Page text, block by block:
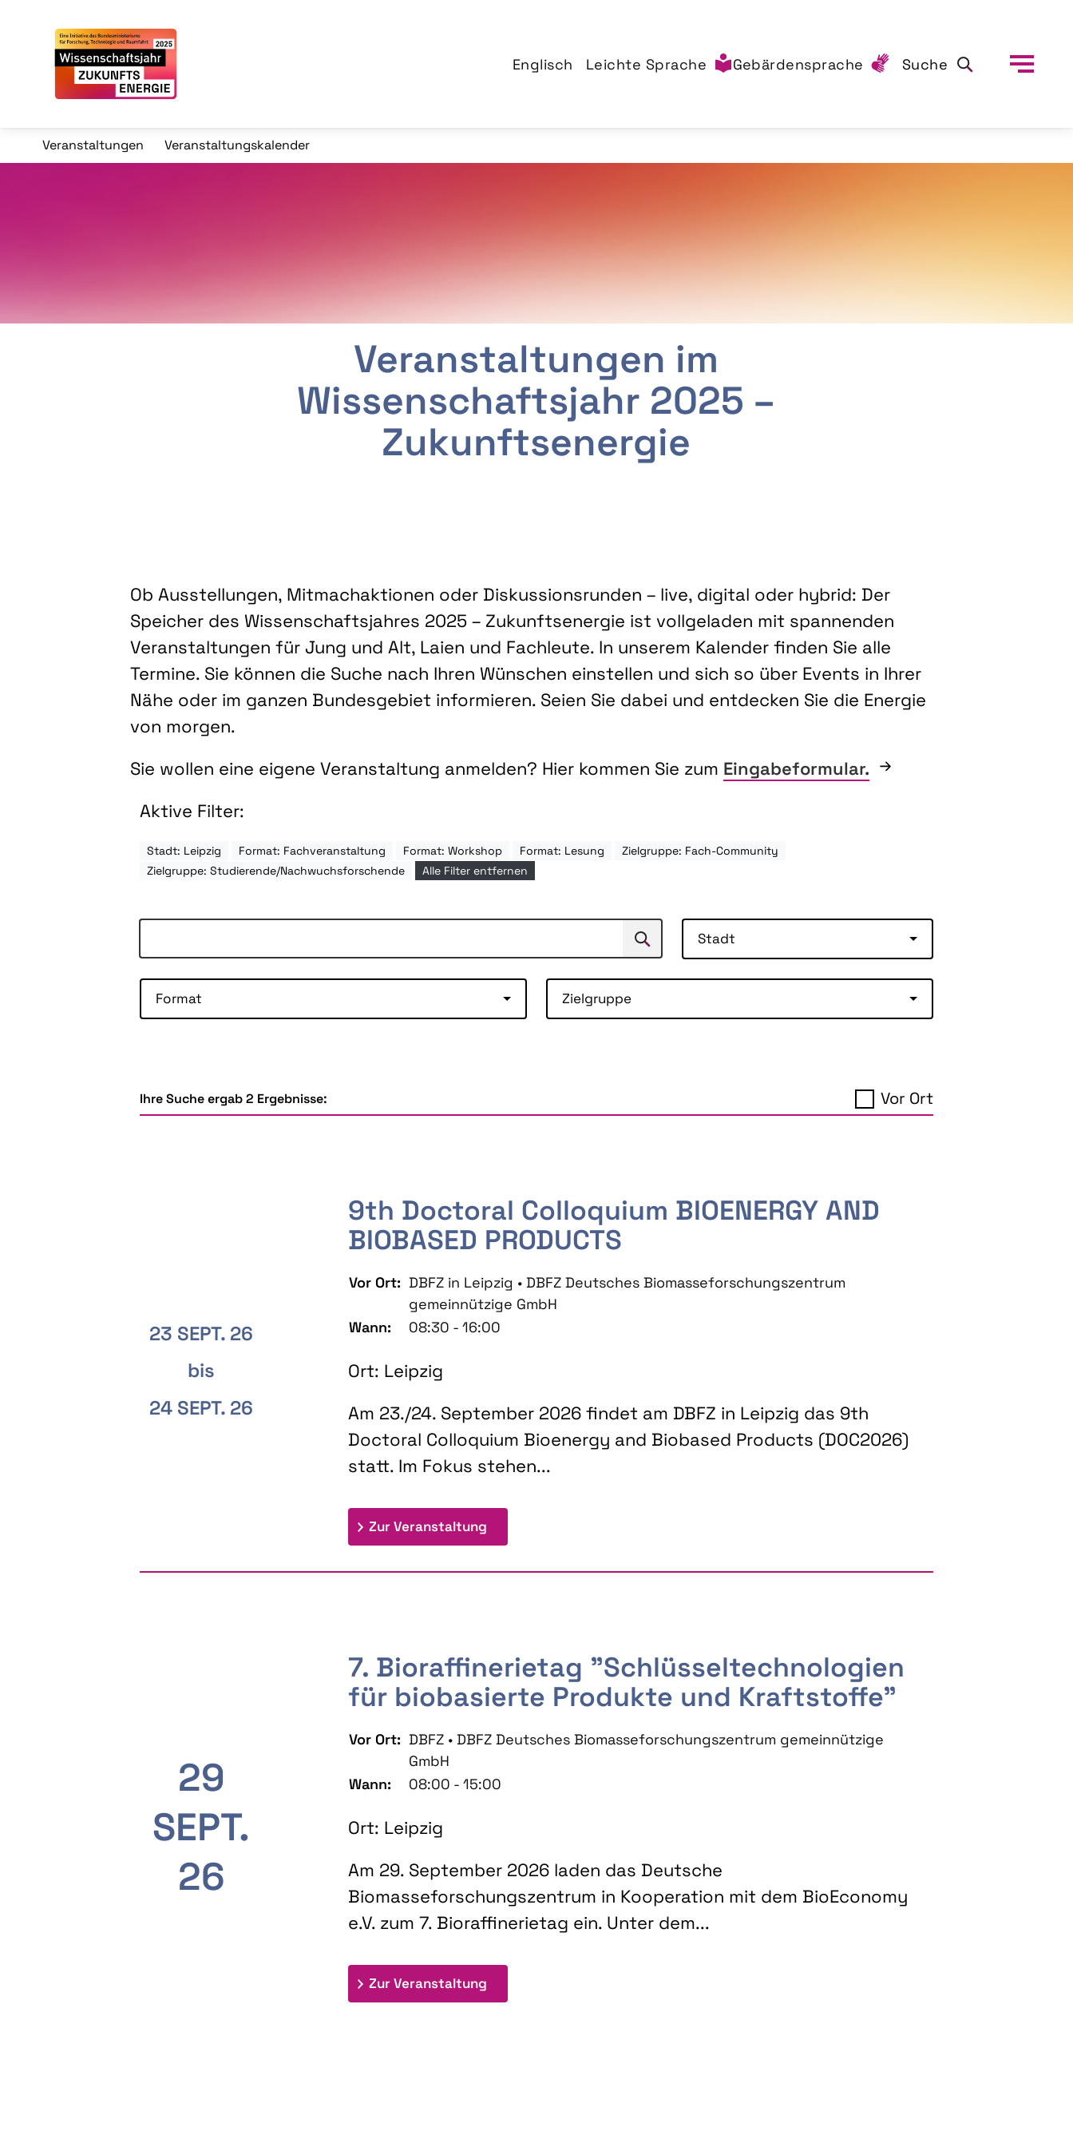
Englisch Leichte Sprache Gebärdensprache Suche
Veranstaltungen Veranstaltungskalender
Veranstaltungen im
Wissenschaftsjahr 2025 –
Zukunftsenergie
Ob Ausstellungen, Mitmachaktionen oder Diskussionsrunden – live, digital oder hybrid: Der
Speicher des Wissenschaftsjahres 2025 – Zukunftsenergie ist vollgeladen mit spannenden
Veranstaltungen für Jung und Alt, Laien und Fachleute. In unserem Kalender finden Sie alle
Termine. Sie können die Suche nach Ihren Wünschen einstellen und sich so über Events in Ihrer
Nähe oder im ganzen Bundesgebiet informieren. Seien Sie dabei und entdecken Sie die Energie
von morgen.
Sie wollen eine eigene Veranstaltung anmelden? Hier kommen Sie zum Eingabeformular.
Aktive Filter:
Stadt: Leipzig Format: Fachveranstaltung Format: Workshop Format: Lesung
Zielgruppe: Fach-Community
Zielgruppe: Studierende/Nachwuchsforschende
Alle Filter entfernen
Suchen Stadt
Format Zielgruppe
Ihre Suche ergab 2 Ergebnisse: Vor Ort
23 SEPT. 26
bis
24 SEPT. 26
9th Doctoral Colloquium BIOENERGY AND
BIOBASED PRODUCTS
Vor Ort: DBFZ in Leipzig • DBFZ Deutsches Biomasseforschungszentrum
gemeinnützige GmbH
Wann:
08:30 - 16:00
Ort: Leipzig
Am 23./24. September 2026 findet am DBFZ in Leipzig das 9th
Doctoral Colloquium Bioenergy and Biobased Products (DOC2026)
statt. Im Fokus stehen...
Zur Veranstaltung: 9th Doctoral Colloquium BIOENERGY AND BIOBASED PRODUCTS
29
SEPT.
26
7. Bioraffinerietag "Schlüsseltechnologien
für biobasierte Produkte und Kraftstoffe"
Vor Ort: DBFZ • DBFZ Deutsches Biomasseforschungszentrum gemeinnützige
GmbH
Wann:
08:00 - 15:00
Ort: Leipzig
Am 29. September 2026 laden das Deutsche
Biomasseforschungszentrum in Kooperation mit dem BioEconomy
e.V. zum 7. Bioraffinerietag ein. Unter dem...
Zur Veranstaltung: 7. Bioraffinerietag "Schlüsseltechnologien für biobasierte Produkte und Kraftstoffe"